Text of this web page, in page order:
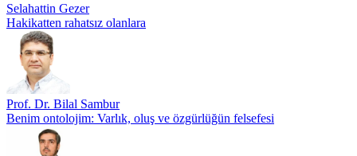
Selahattin Gezer
Hakikatten rahatsız olanlara
Prof. Dr. Bilal Sambur
Benim ontolojim: Varlık, oluş ve özgürlüğün felsefesi